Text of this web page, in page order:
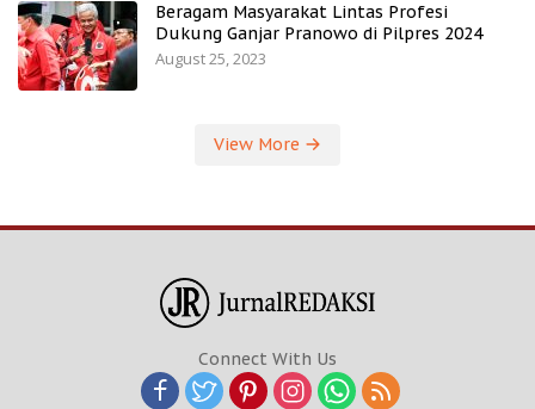
Beragam Masyarakat Lintas Profesi
Dukung Ganjar Pranowo di Pilpres 2024
August 25, 2023
View More
Connect With Us